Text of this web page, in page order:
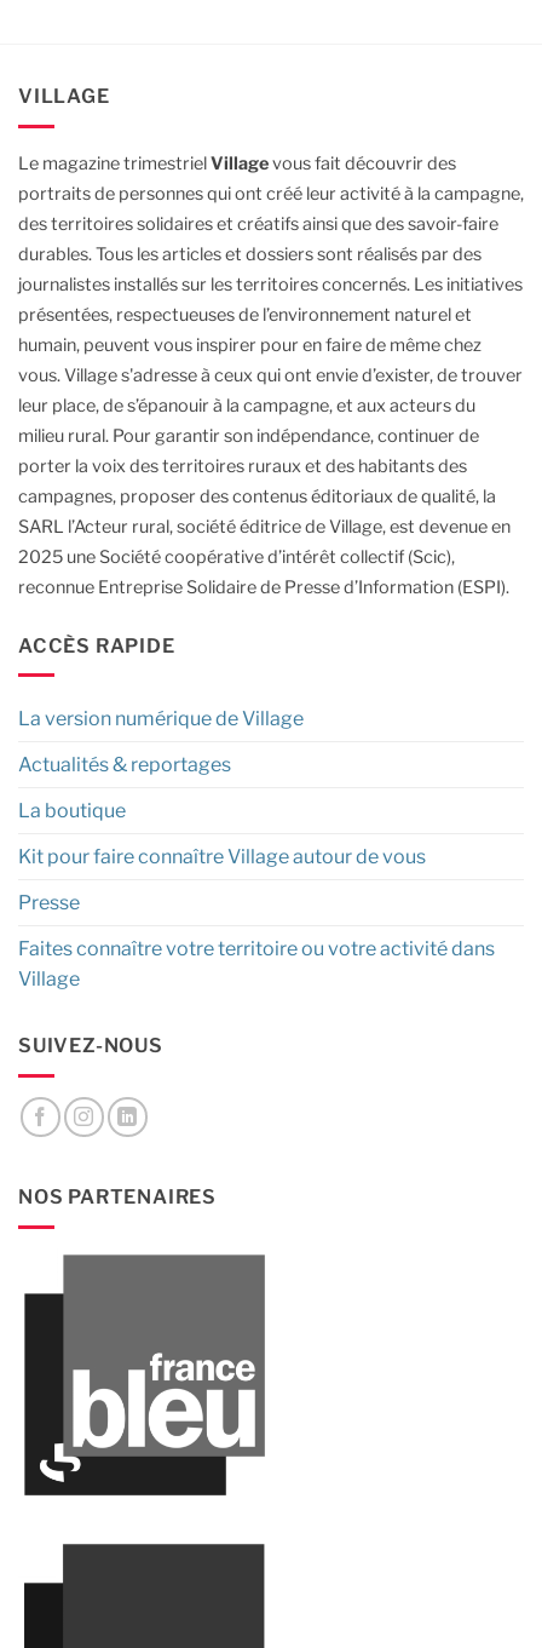
VILLAGE
Le magazine trimestrielVillagevous fait découvrir des
portraits de personnes qui ont créé leur activité à la campagne,
des territoires solidaires et créatifs ainsi que des savoir-faire
durables.Tous les articles et dossiers sont réalisés par des
journalistes installés sur les territoires concernés. Les initiatives
présentées, respectueuses de l’environnement naturel et
humain, peuvent vous inspirer pour en faire de même chez
vous.Village s'adresse à ceux qui ont envie d’exister, de trouver
leur place, de s’épanouir à la campagne, et aux acteurs du
milieu rural. Pour garantir son indépendance, continuer de
porter la voix des territoires ruraux et des habitants des
campagnes, proposer des contenus éditoriaux de qualité, la
SARL l’Acteur rural, société éditrice de Village, est devenue en
2025 une Société coopérative d’intérêt collectif (Scic),
reconnue Entreprise Solidaire de Presse d’Information (ESPI).
ACCÈS RAPIDE
La version numérique de Village
Actualités & reportages
La boutique
Kit pour faire connaître Village autour de vous
Presse
Faites connaître votre territoire ou votre activité dans
Village
SUIVEZ-NOUS
NOS PARTENAIRES